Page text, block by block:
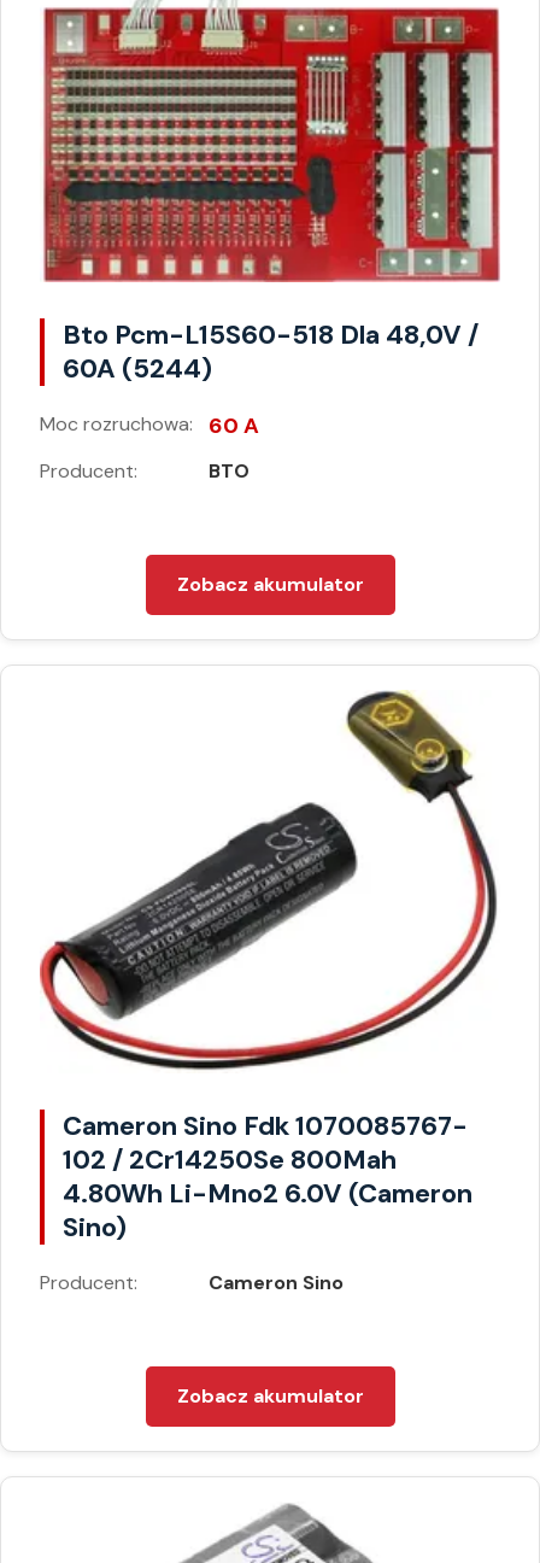
Bto Pcm-L15S60-518 Dla 48,0V /
60A (5244)
Moc rozruchowa: 60 A
Producent: BTO
Zobacz akumulator
Cameron Sino Fdk 1070085767-
102 / 2Cr14250Se 800Mah
4.80Wh Li-Mno2 6.0V (Cameron
Sino)
Producent: Cameron Sino
Zobacz akumulator